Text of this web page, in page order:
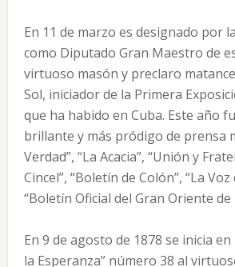
En 11 de marzo es designado por
como Diputado Gran Maestro de
virtuoso masón y preclaro
Sol, iniciador de la Primera
que ha habido en Cuba. Este año
brillante y más pródigo de prensa
Verdad”, “La Acacia”, “Unión y
Cincel”, “Boletín de Colón”, “La
“Boletín Oficial del Gran Oriente de
En 9 de agosto de 1878 se inicia en
la Esperanza” número 38 al